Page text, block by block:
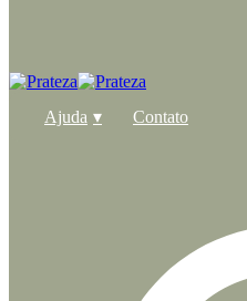
Ajuda Contato